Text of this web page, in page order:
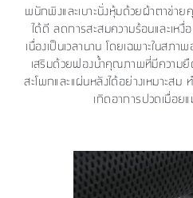
พนักพิงและเบาะนั่งหุ้มด้วยผ้าตาข่า
ได้ดี ลดการสะสมความร้อนและเหงื่
เนื่องเป็นเวลานาน โดยเฉพาะในสภา
เสริมด้วยฟองน้ำคุณภาพที่มีความ
สะโพกและแผ่นหลังได้อย่างเหมาะสม
เกิดอาการปวดเมื่อย